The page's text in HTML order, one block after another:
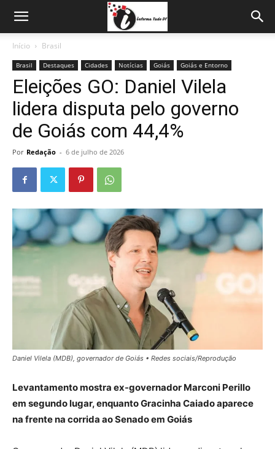
Início Brasil
Brasil Destaques Cidades Notícias Goiás Goiás e Entorno
Eleições GO: Daniel Vilela
lidera disputa pelo governo
de Goiás com 44,4%
Por Redação - 6 de julho de 2026
Daniel Vilela (MDB), governador de Goiás • Redes sociais/Reprodução
Levantamento mostra ex-governador Marconi Perillo
em segundo lugar, enquanto Gracinha Caiado aparece
na frente na corrida ao Senado em Goiás